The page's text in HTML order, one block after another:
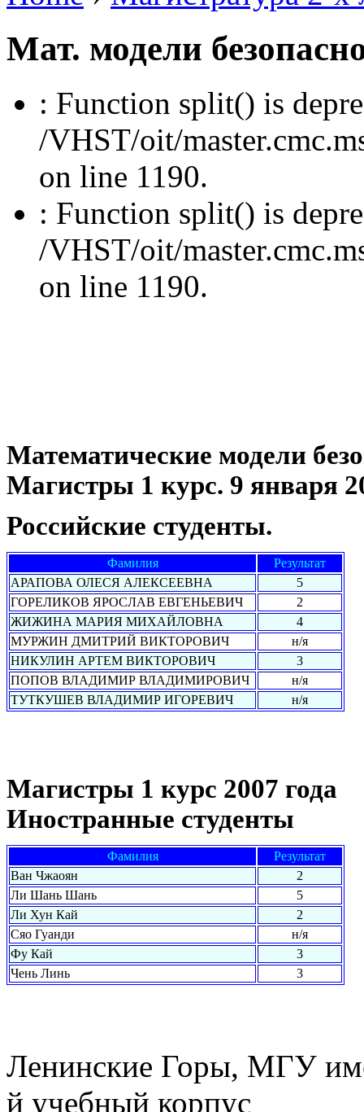
Мат. модели
: Function split() is
/VHST/oit/
on line 1190.
: Function split() is
/VHST/oit/
on line 1190.
Математические модели
Магистры 1 курс. 9 января
Российские студенты.
Фамилия
Результат
АРАПОВА ОЛЕСЯ АЛЕКСЕЕВНА
5
ГОРЕЛИКОВ ЯРОСЛАВ ЕВГЕНЬЕВИЧ
2
ЖИЖИНА МАРИЯ МИХАЙЛОВНА
4
МУРЖИН ДМИТРИЙ ВИКТОРОВИЧ
н/я
НИКУЛИН АРТЕМ ВИКТОРОВИЧ
3
ПОПОВ ВЛАДИМИР ВЛАДИМИРОВИЧ
н/я
ТУТКУШЕВ ВЛАДИМИР ИГОРЕВИЧ
н/я
Магистры 1 курс 2007 года
Иностранные студенты
Фамилия
Результат
Ван Чжаоян
2
Ли Шань Шань
5
Ли Хун Кай
2
Сяо Гуанди
н/я
Фу Кай
3
Чень Линь
3
Ленинские Горы, МГУ
й учебный корпус